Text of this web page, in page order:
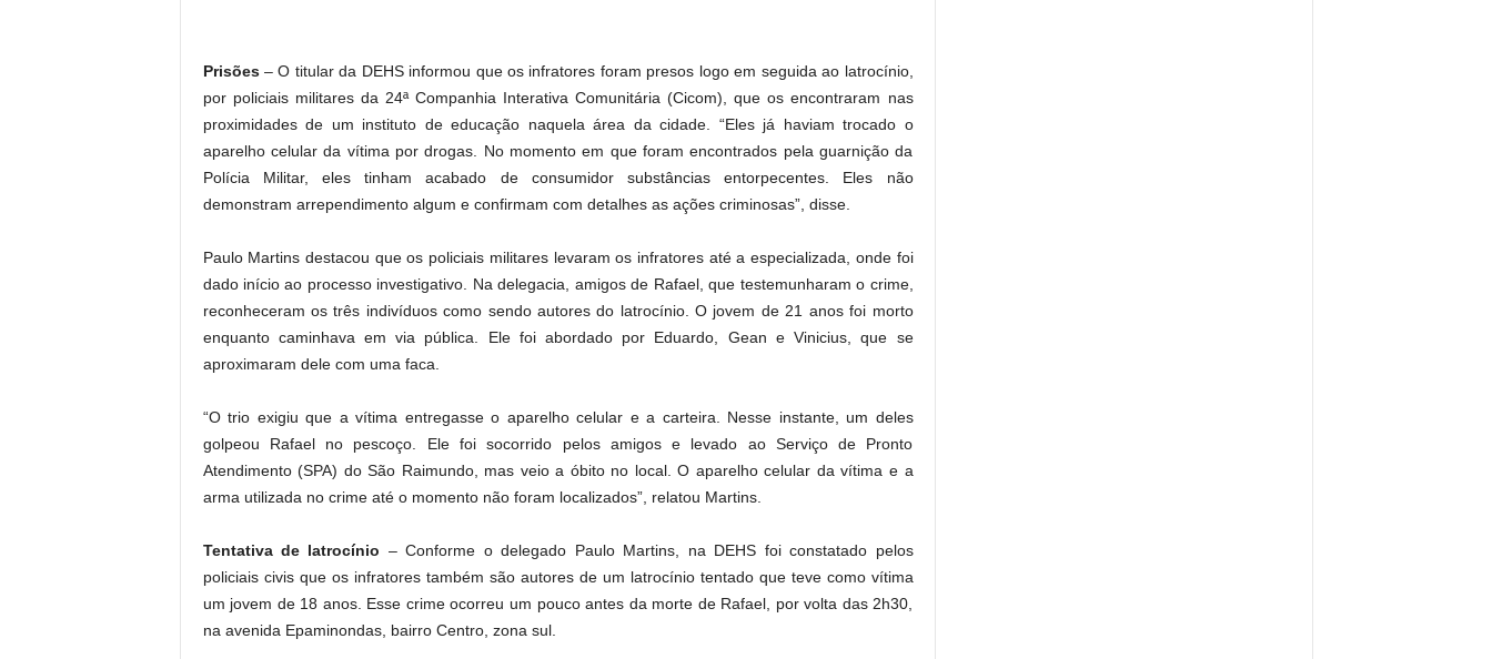
Prisões– O titular da DEHS informou que os infratores foram presos logo em seguida ao latrocínio,
por policiais militares da 24ª Companhia Interativa Comunitária (Cicom), que os encontraram nas
proximidades de um instituto de educação naquela área da cidade. “Eles já haviam trocado o
aparelho celular da vítima por drogas. No momento em que foram encontrados pela guarnição da
Polícia Militar, eles tinham acabado de consumidor substâncias entorpecentes. Eles não
demonstram arrependimento algum e confirmam com detalhes as ações criminosas”, disse.
Paulo Martins destacou que os policiais militares levaram os infratores até a especializada, onde foi
dado início ao processo investigativo. Na delegacia, amigos de Rafael, que testemunharam o crime,
reconheceram os três indivíduos como sendo autores do latrocínio. O jovem de 21 anos foi morto
enquanto caminhava em via pública. Ele foi abordado por Eduardo, Gean e Vinicius, que se
aproximaram dele com uma faca.
“O trio exigiu que a vítima entregasse o aparelho celular e a carteira. Nesse instante, um deles
golpeou Rafael no pescoço. Ele foi socorrido pelos amigos e levado ao Serviço de Pronto
Atendimento (SPA) do São Raimundo, mas veio a óbito no local. O aparelho celular da vítima e a
arma utilizada no crime até o momento não foram localizados”, relatou Martins.
Tentativa de latrocínio – Conforme o delegado Paulo Martins, na DEHS foi constatado pelos
policiais civis que os infratores também são autores de um latrocínio tentado que teve como vítima
um jovem de 18 anos. Esse crime ocorreu um pouco antes da morte de Rafael, por volta das 2h30,
na avenida Epaminondas, bairro Centro, zona sul.